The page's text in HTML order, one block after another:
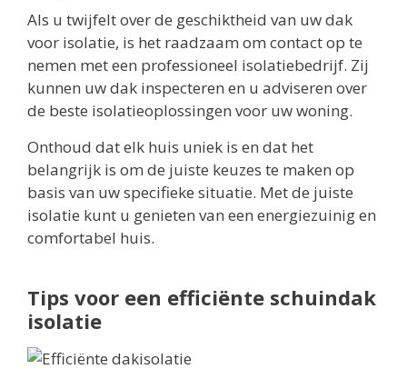
Als u twijfelt over de geschiktheid van uw dak
voor isolatie, is het raadzaam om contact op te
nemen met een professioneel isolatiebedrijf. Zij
kunnen uw dak inspecteren en u adviseren over
de beste isolatieoplossingen voor uw woning.
Onthoud dat elk huis uniek is en dat het
belangrijk is om de juiste keuzes te maken op
basis van uw specifieke situatie. Met de juiste
isolatie kunt u genieten van een energiezuinig en
comfortabel huis.
Tips voor een efficiënte schuindak
isolatie